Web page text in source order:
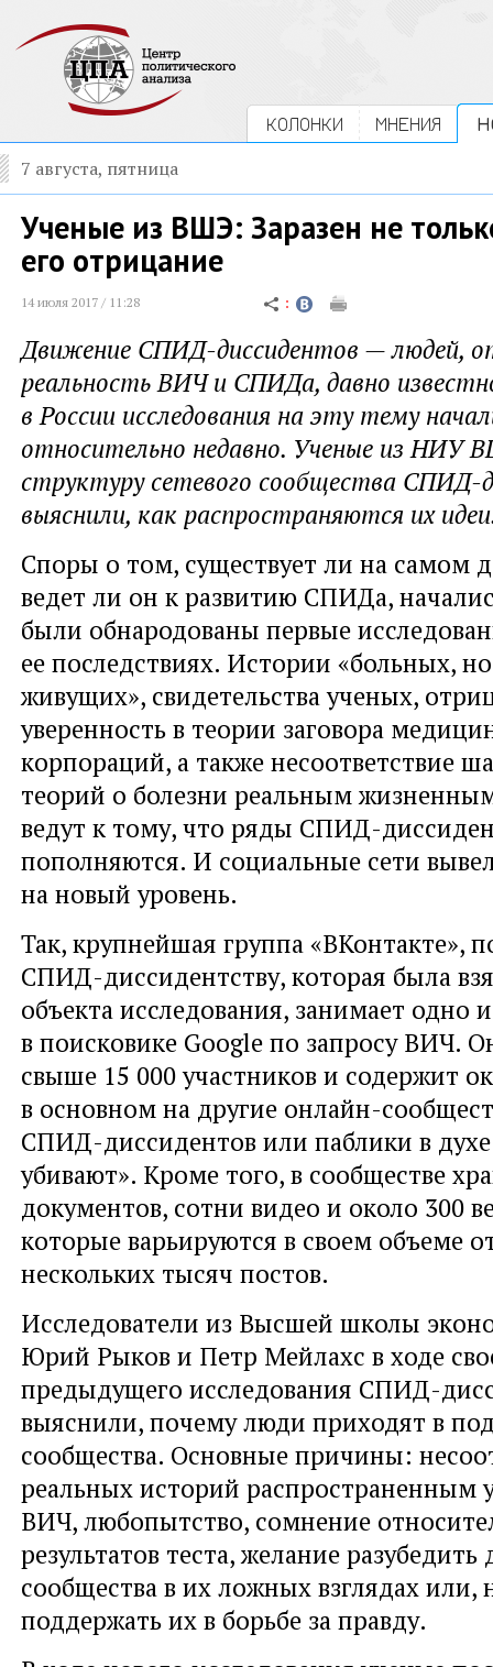
КОЛОНКИ МНЕНИЯ
7 августа, пятница
Ученые из ВШЭ: Заразен не
его отрицание
14 июля 2017 / 11:28
Движение СПИД-диссидентов — людей,
реальность ВИЧ и СПИДа, давно
в России исследования на эту тему
относительно недавно. Ученые из НИУ
структуру сетевого сообщества СПИД-
выяснили, как распространяются их
Споры о том, существует ли на самом
ведет ли он к развитию СПИДа,
были обнародованы первые
ее последствиях. Истории «больных,
живущих», свидетельства ученых,
уверенность в теории заговора
корпораций, а также несоответствие
теорий о болезни реальным
ведут к тому, что ряды СПИД-
пополняются. И социальные сети
на новый уровень.
Так, крупнейшая группа «ВКонтакте»,
СПИД-диссидентству, которая была
объекта исследования, занимает одно
в поисковике Google по запросу ВИЧ.
свыше 15 000 участников и содержит
в основном на другие онлайн-
СПИД-диссидентов или паблики в
убивают». Кроме того, в сообществе
документов, сотни видео и около 300
которые варьируются в своем объеме
нескольких тысяч постов.
Исследователи из Высшей школы
Юрий Рыков и Петр Мейлахс в ходе
предыдущего исследования СПИД-
выяснили, почему люди приходят в
сообщества. Основные причины:
реальных историй распространенным
ВИЧ, любопытство, сомнение
результатов теста, желание разубедить
сообщества в их ложных взглядах или,
поддержать их в борьбе за правду.